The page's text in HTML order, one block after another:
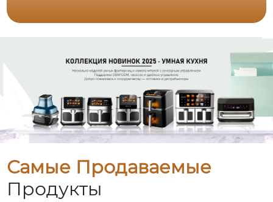
Самые Продаваемые
Продукты